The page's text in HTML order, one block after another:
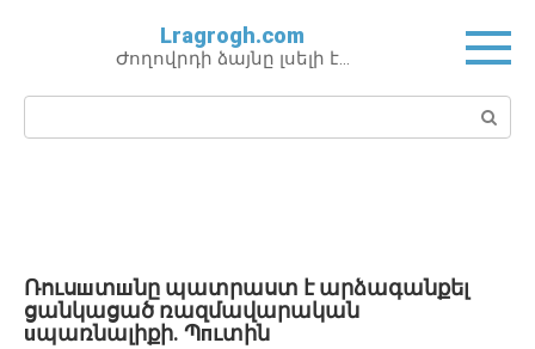
Lragrogh.com
Ժողովրդի ձայնը լսելի է…
Поиск:
Ռուսшտшնը պատրաստ է արձագանքել
ցանկացած ռազմավարական
uպառնալիքի. Պпւտին